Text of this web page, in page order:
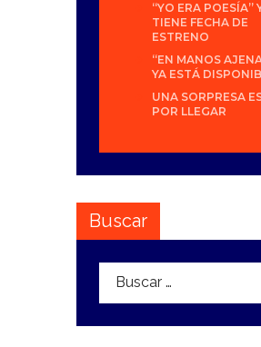
“YO ERA POESÍA”
TIENE FECHA DE
ESTRENO
“EN MANOS
YA ESTÁ
UNA SORPRESA
POR LLEGAR
Buscar
Buscar: